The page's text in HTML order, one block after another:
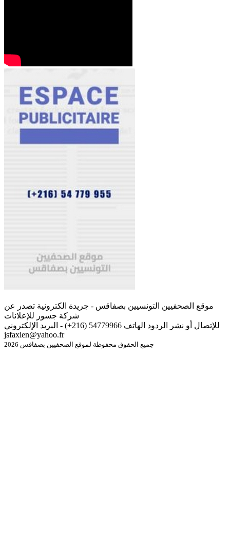
موقع الصحفيين التونسيين بصفاقس - جريدة الكترونية تصدر عن
شركة جسور للإعلانات
للإتصال أو نشر الردود الهاتف 54779966 (216+) - البريد الإلكتروني
jsfaxien@yahoo.fr
جميع الحقوق محفوظة لموقع الصحفيين بصفاقس 2026